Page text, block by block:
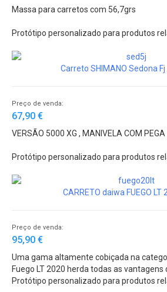
Massa para carretos com 56,7grs
Protótipo personalizado para produtos
Carreto SHIMANO Sedona Fj
Preço de venda:
67,90 €
VERSÃO 5000 XG , MANIVELA COM PEGA
Protótipo personalizado para produtos
CARRETO daiwa FUEGO LT
Preço de venda:
95,90 €
Uma gama altamente cobiçada na
Fuego LT 2020 herda todas as vantagens
Tough. O corpo e o rotor do Fuego 2020
Protótipo personalizado para produtos